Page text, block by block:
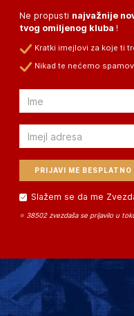
Ne propusti najvažnije
tvog omiljenog kluba !
Kratki imejlovi za koje ti
Nikad te nećemo
Email
Email
Slažem se da me
⭐ 38502 zvezdaša se prijavilo u